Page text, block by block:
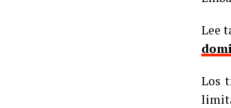
Lee
Los